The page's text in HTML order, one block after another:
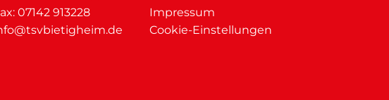
07142 913228
Impressum
Cookie-Einstellungen